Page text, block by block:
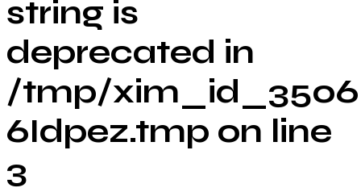
string is
deprecated in
/tmp/
6Idpez.tmp on line
3